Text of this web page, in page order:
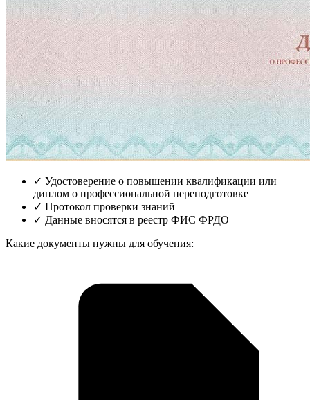
✓ Удостоверение о повышении квалификации или
диплом о профессиональной переподготовке
✓ Протокол проверки знаний
✓ Данные вносятся в реестр ФИС ФРДО
Какие документы нужны для обучения: